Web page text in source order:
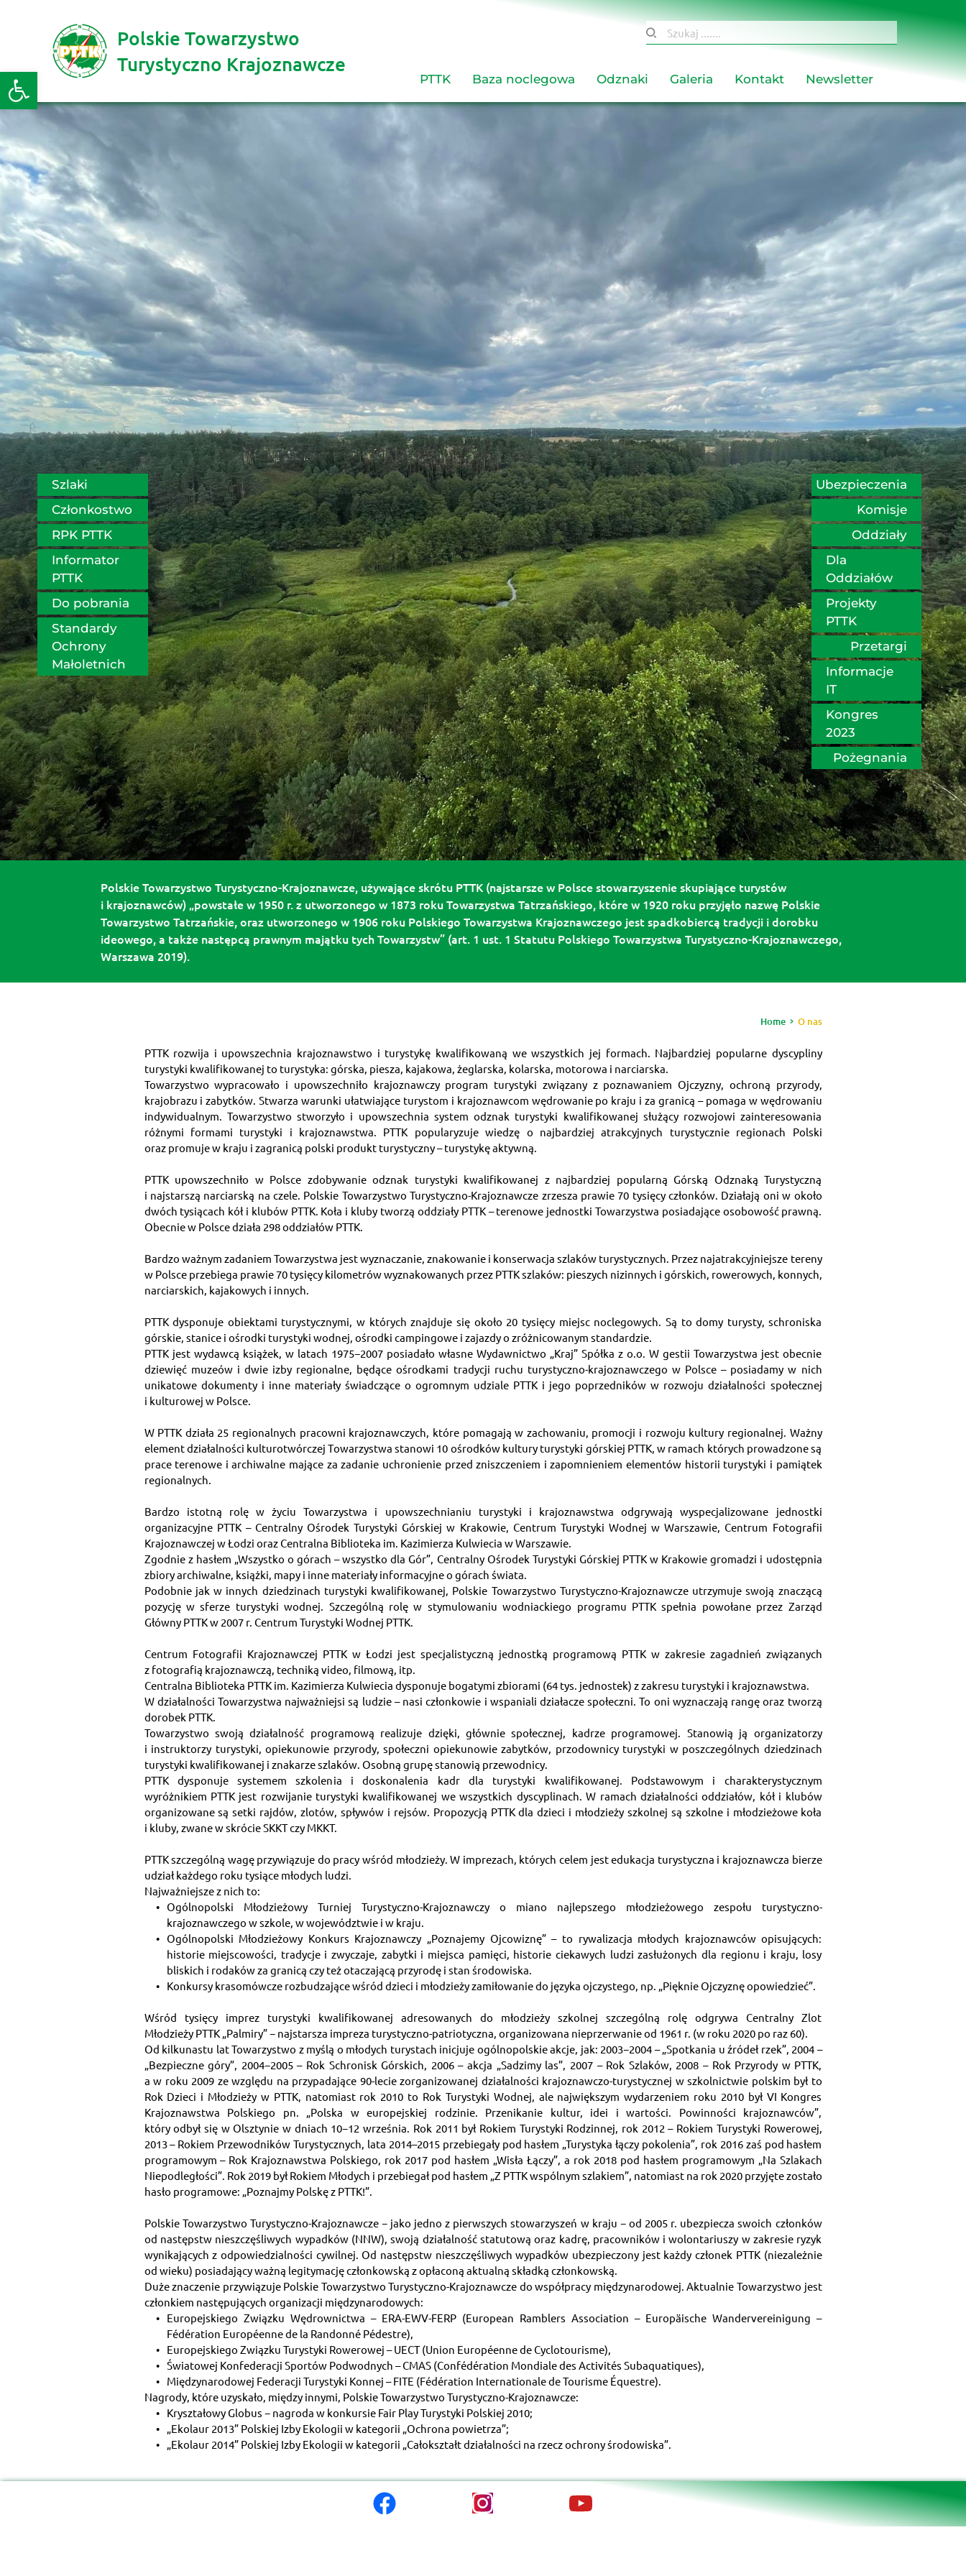
Otwórz pasek narzędzi
Polskie Towarzystwo
Turystyczno Krajoznawcze
Szukaj .......
PTTK Baza noclegowa Odznaki Galeria Kontakt Newsletter
Szlaki
Członkostwo
RPK PTTK
Informator
PTTK
Do pobrania
Standardy
Ochrony
Małoletnich
Ubezpieczenia
Komisje
Oddziały
Dla
Oddziałów
Projekty
PTTK
Przetargi
Informacje
IT
Kongres
2023
Pożegnania
Polskie Towarzystwo Turystyczno-Krajoznawcze, używające skrótu PTTK (najstarsze w Polsce stowarzyszenie skupiające turystów
i krajoznawców) „powstałe w 1950 r. z utworzonego w 1873 roku Towarzystwa Tatrzańskiego, które w 1920 roku przyjęło nazwę Polskie
Towarzystwo Tatrzańskie, oraz utworzonego w 1906 roku Polskiego Towarzystwa Krajoznawczego jest spadkobiercą tradycji i dorobku
ideowego, a także następcą prawnym majątku tych Towarzystw” (art. 1 ust. 1 Statutu Polskiego Towarzystwa Turystyczno-Krajoznawczego,
Warszawa 2019).
Home O nas
PTTK rozwija i upowszechnia krajoznawstwo i turystykę kwalifikowaną we wszystkich jej formach. Najbardziej popularne dyscypliny
turystyki kwalifikowanej to turystyka: górska, piesza, kajakowa, żeglarska, kolarska, motorowa i narciarska.
Towarzystwo wypracowało i upowszechniło krajoznawczy program turystyki związany z poznawaniem Ojczyzny, ochroną przyrody,
krajobrazu i zabytków. Stwarza warunki ułatwiające turystom i krajoznawcom wędrowanie po kraju i za granicą – pomaga w wędrowaniu
indywidualnym. Towarzystwo stworzyło i upowszechnia system odznak turystyki kwalifikowanej służący rozwojowi zainteresowania
różnymi formami turystyki i krajoznawstwa. PTTK popularyzuje wiedzę o najbardziej atrakcyjnych turystycznie regionach Polski
oraz promuje w kraju i zagranicą polski produkt turystyczny – turystykę aktywną.
PTTK upowszechniło w Polsce zdobywanie odznak turystyki kwalifikowanej z najbardziej popularną Górską Odznaką Turystyczną
i najstarszą narciarską na czele. Polskie Towarzystwo Turystyczno-Krajoznawcze zrzesza prawie 70 tysięcy członków. Działają oni w około
dwóch tysiącach kół i klubów PTTK. Koła i kluby tworzą oddziały PTTK – terenowe jednostki Towarzystwa posiadające osobowość prawną.
Obecnie w Polsce działa 298 oddziałów PTTK.
Bardzo ważnym zadaniem Towarzystwa jest wyznaczanie, znakowanie i konserwacja szlaków turystycznych. Przez najatrakcyjniejsze tereny
w Polsce przebiega prawie 70 tysięcy kilometrów wyznakowanych przez PTTK szlaków: pieszych nizinnych i górskich, rowerowych, konnych,
narciarskich, kajakowych i innych.
PTTK dysponuje obiektami turystycznymi, w których znajduje się około 20 tysięcy miejsc noclegowych. Są to domy turysty, schroniska
górskie, stanice i ośrodki turystyki wodnej, ośrodki campingowe i zajazdy o zróżnicowanym standardzie.
PTTK jest wydawcą książek, w latach 1975−2007 posiadało własne Wydawnictwo „Kraj” Spółka z o.o. W gestii Towarzystwa jest obecnie
dziewięć muzeów i dwie izby regionalne, będące ośrodkami tradycji ruchu turystyczno-krajoznawczego w Polsce – posiadamy w nich
unikatowe dokumenty i inne materiały świadczące o ogromnym udziale PTTK i jego poprzedników w rozwoju działalności społecznej
i kulturowej w Polsce.
W PTTK działa 25 regionalnych pracowni krajoznawczych, które pomagają w zachowaniu, promocji i rozwoju kultury regionalnej. Ważny
element działalności kulturotwórczej Towarzystwa stanowi 10 ośrodków kultury turystyki górskiej PTTK, w ramach których prowadzone są
prace terenowe i archiwalne mające za zadanie uchronienie przed zniszczeniem i zapomnieniem elementów historii turystyki i pamiątek
regionalnych.
Bardzo istotną rolę w życiu Towarzystwa i upowszechnianiu turystyki i krajoznawstwa odgrywają wyspecjalizowane jednostki
organizacyjne PTTK – Centralny Ośrodek Turystyki Górskiej w Krakowie, Centrum Turystyki Wodnej w Warszawie, Centrum Fotografii
Krajoznawczej w Łodzi oraz Centralna Biblioteka im. Kazimierza Kulwiecia w Warszawie.
Zgodnie z hasłem „Wszystko o górach – wszystko dla Gór”, Centralny Ośrodek Turystyki Górskiej PTTK w Krakowie gromadzi i udostępnia
zbiory archiwalne, książki, mapy i inne materiały informacyjne o górach świata.
Podobnie jak w innych dziedzinach turystyki kwalifikowanej, Polskie Towarzystwo Turystyczno-Krajoznawcze utrzymuje swoją znaczącą
pozycję w sferze turystyki wodnej. Szczególną rolę w stymulowaniu wodniackiego programu PTTK spełnia powołane przez Zarząd
Główny PTTK w 2007 r. Centrum Turystyki Wodnej PTTK.
Centrum Fotografii Krajoznawczej PTTK w Łodzi jest specjalistyczną jednostką programową PTTK w zakresie zagadnień związanych
z fotografią krajoznawczą, techniką video, filmową, itp.
Centralna Biblioteka PTTK im. Kazimierza Kulwiecia dysponuje bogatymi zbiorami (64 tys. jednostek) z zakresu turystyki i krajoznawstwa.
W działalności Towarzystwa najważniejsi są ludzie – nasi członkowie i wspaniali działacze społeczni. To oni wyznaczają rangę oraz tworzą
dorobek PTTK.
Towarzystwo swoją działalność programową realizuje dzięki, głównie społecznej, kadrze programowej. Stanowią ją organizatorzy
i instruktorzy turystyki, opiekunowie przyrody, społeczni opiekunowie zabytków, przodownicy turystyki w poszczególnych dziedzinach
turystyki kwalifikowanej i znakarze szlaków. Osobną grupę stanowią przewodnicy.
PTTK dysponuje systemem szkolenia i doskonalenia kadr dla turystyki kwalifikowanej. Podstawowym i charakterystycznym
wyróżnikiem PTTK jest rozwijanie turystyki kwalifikowanej we wszystkich dyscyplinach. W ramach działalności oddziałów, kół i klubów
organizowane są setki rajdów, zlotów, spływów i rejsów. Propozycją PTTK dla dzieci i młodzieży szkolnej są szkolne i młodzieżowe koła
i kluby, zwane w skrócie SKKT czy MKKT.
PTTK szczególną wagę przywiązuje do pracy wśród młodzieży. W imprezach, których celem jest edukacja turystyczna i krajoznawcza bierze
udział każdego roku tysiące młodych ludzi.
Najważniejsze z nich to:
Ogólnopolski Młodzieżowy Turniej Turystyczno-Krajoznawczy o miano najlepszego młodzieżowego zespołu turystyczno-
krajoznawczego w szkole, w województwie i w kraju.
Ogólnopolski Młodzieżowy Konkurs Krajoznawczy „Poznajemy Ojcowiznę” – to rywalizacja młodych krajoznawców opisujących:
historie miejscowości, tradycje i zwyczaje, zabytki i miejsca pamięci, historie ciekawych ludzi zasłużonych dla regionu i kraju, losy
bliskich i rodaków za granicą czy też otaczającą przyrodę i stan środowiska.
Konkursy krasomówcze rozbudzające wśród dzieci i młodzieży zamiłowanie do języka ojczystego, np. „Pięknie Ojczyznę opowiedzieć”.
Wśród tysięcy imprez turystyki kwalifikowanej adresowanych do młodzieży szkolnej szczególną rolę odgrywa Centralny Zlot
Młodzieży PTTK „Palmiry” − najstarsza impreza turystyczno-patriotyczna, organizowana nieprzerwanie od 1961 r. (w roku 2020 po raz 60).
Od kilkunastu lat Towarzystwo z myślą o młodych turystach inicjuje ogólnopolskie akcje, jak: 2003−2004 – „Spotkania u źródeł rzek”, 2004 –
„Bezpieczne góry”, 2004−2005 – Rok Schronisk Górskich, 2006 – akcja „Sadzimy las”, 2007 – Rok Szlaków, 2008 – Rok Przyrody w PTTK,
a w roku 2009 ze względu na przypadające 90-lecie zorganizowanej działalności krajoznawczo-turystycznej w szkolnictwie polskim był to
Rok Dzieci i Młodzieży w PTTK, natomiast rok 2010 to Rok Turystyki Wodnej, ale największym wydarzeniem roku 2010 był VI Kongres
Krajoznawstwa Polskiego pn. „Polska w europejskiej rodzinie. Przenikanie kultur, idei i wartości. Powinności krajoznawców”,
który odbył się w Olsztynie w dniach 10−12 września. Rok 2011 był Rokiem Turystyki Rodzinnej, rok 2012 – Rokiem Turystyki Rowerowej,
2013 – Rokiem Przewodników Turystycznych, lata 2014–2015 przebiegały pod hasłem „Turystyka łączy pokolenia”, rok 2016 zaś pod hasłem
programowym – Rok Krajoznawstwa Polskiego, rok 2017 pod hasłem „Wisła Łączy”, a rok 2018 pod hasłem programowym „Na Szlakach
Niepodległości”. Rok 2019 był Rokiem Młodych i przebiegał pod hasłem „Z PTTK wspólnym szlakiem”, natomiast na rok 2020 przyjęte zostało
hasło programowe: „Poznajmy Polskę z PTTK!”.
Polskie Towarzystwo Turystyczno-Krajoznawcze − jako jedno z pierwszych stowarzyszeń w kraju − od 2005 r. ubezpiecza swoich członków
od następstw nieszczęśliwych wypadków (NNW), swoją działalność statutową oraz kadrę, pracowników i wolontariuszy w zakresie ryzyk
wynikających z odpowiedzialności cywilnej. Od następstw nieszczęśliwych wypadków ubezpieczony jest każdy członek PTTK (niezależnie
od wieku) posiadający ważną legitymację członkowską z opłaconą aktualną składką członkowską.
Duże znaczenie przywiązuje Polskie Towarzystwo Turystyczno-Krajoznawcze do współpracy międzynarodowej. Aktualnie Towarzystwo jest
członkiem następujących organizacji międzynarodowych:
Europejskiego Związku Wędrownictwa – ERA-EWV-FERP (European Ramblers Association – Europäische Wandervereinigung –
Fédération Européenne de la Randonné Pédestre),
Europejskiego Związku Turystyki Rowerowej – UECT (Union Européenne de Cyclotourisme),
Światowej Konfederacji Sportów Podwodnych – CMAS (Confédération Mondiale des Activités Subaquatiques),
Międzynarodowej Federacji Turystyki Konnej – FITE (Fédération Internationale de Tourisme Équestre).
Nagrody, które uzyskało, między innymi, Polskie Towarzystwo Turystyczno-Krajoznawcze:
Kryształowy Globus − nagroda w konkursie Fair Play Turystyki Polskiej 2010;
„Ekolaur 2013” Polskiej Izby Ekologii w kategorii „Ochrona powietrza”;
„Ekolaur 2014” Polskiej Izby Ekologii w kategorii „Całokształt działalności na rzecz ochrony środowiska”.